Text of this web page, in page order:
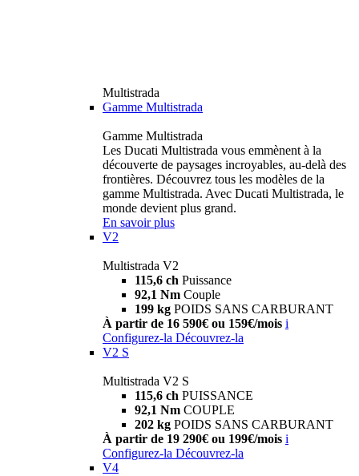
Multistrada
Gamme Multistrada
Gamme Multistrada
Les Ducati Multistrada vous emmènent à la
découverte de paysages incroyables, au-delà des
frontières. Découvrez tous les modèles de la
gamme Multistrada. Avec Ducati Multistrada, le
monde devient plus grand.
En savoir plus
V2
Multistrada V2
115,6 ch Puissance
92,1 Nm Couple
199 kg POIDS SANS CARBURANT
À partir de 16 590€ ou 159€/mois i
Configurez-la Découvrez-la
V2 S
Multistrada V2 S
115,6 ch PUISSANCE
92,1 Nm COUPLE
202 kg POIDS SANS CARBURANT
À partir de 19 290€ ou 199€/mois i
Configurez-la Découvrez-la
V4